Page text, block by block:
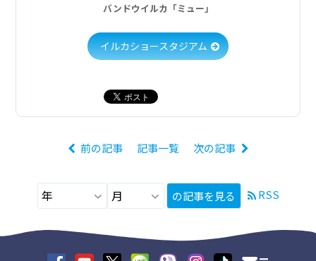
バンドウイルカ「ミュー」
イルカショースタジアム
前の記事 記事一覧 次の記事
の記事を見る RSS